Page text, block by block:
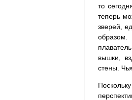
то
теперь
зверей,
образом.
вышки,
стены.